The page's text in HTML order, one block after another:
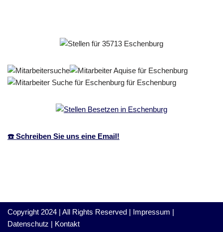
☎️ Schreiben Sie uns eine Email!
Copyright 2024 | All Rights Reserved | Impressum |
Datenschutz | Kontakt